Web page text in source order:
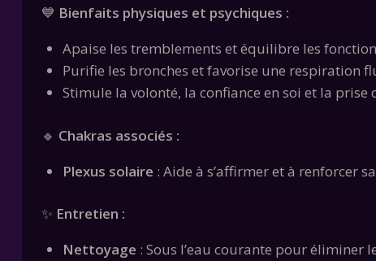
💙 Bienfaits physiques et psychiques :
Apaise les tremblements et équilibre les
Purifie les bronches et favorise une respiration
Stimule la volonté, la confiance en soi et la prise
🔹 Chakras associés :
Plexus solaire : Aide à s’affirmer et à renforcer
✨ Entretien :
Nettoyage : Sous l’eau courante pour éliminer